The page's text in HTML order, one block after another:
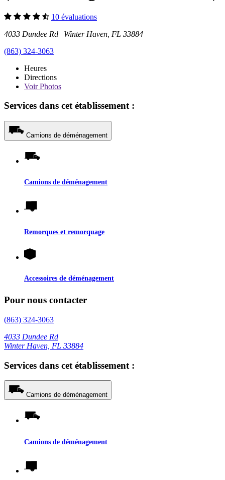
10 évaluations
4033 Dundee Rd Winter Haven, FL 33884
(863) 324-3063
Heures
Directions
VoirPhotos
Services dans cet établissement :
Camions de déménagement
Camions de déménagement
Remorques et remorquage
Accessoires de déménagement
Pour nous contacter
(863) 324-3063
4033 Dundee Rd
Winter Haven, FL 33884
Services dans cet établissement :
Camions de déménagement
Camions de déménagement